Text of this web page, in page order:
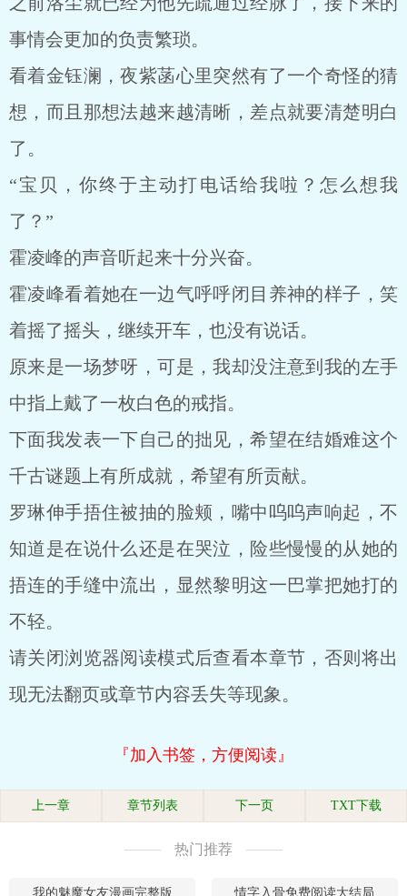
事情会更加的负责繁琐。
看着金钰澜，夜紫菡心里突然有了一个奇怪的猜
想，而且那想法越来越清晰，差点就要清楚明白
了。
“宝贝，你终于主动打电话给我啦？怎么想我
了？”
霍凌峰的声音听起来十分兴奋。
霍凌峰看着她在一边气呼呼闭目养神的样子，笑
着摇了摇头，继续开车，也没有说话。
原来是一场梦呀，可是，我却没注意到我的左手
中指上戴了一枚白色的戒指。
下面我发表一下自己的拙见，希望在结婚难这个
千古谜题上有所成就，希望有所贡献。
罗琳伸手捂住被抽的脸颊，嘴中呜呜声响起，不
知道是在说什么还是在哭泣，险些慢慢的从她的
捂连的手缝中流出，显然黎明这一巴掌把她打的
不轻。
请关闭浏览器阅读模式后查看本章节，否则将出
现无法翻页或章节内容丢失等现象。
『加入书签，方便阅读』
上一章 章节列表 下一页 TXT下载
热门推荐
我的魅魔女友漫画完整版 情字入骨免费阅读大结局